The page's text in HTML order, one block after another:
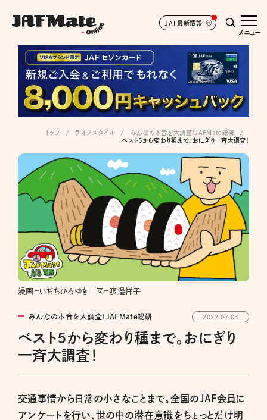
JAF最新情報
メニュー
トップ ライフスタイル
みんなの本音を大調査！JAFMate総研
ベスト5から変わり種まで。おにぎり一斉大調査！
漫画＝いぢちひろゆき 図＝渡邉祥子
みんなの本音を大調査！JAFMate総研 2022.07.03
ベスト5から変わり種まで。おにぎり
一斉大調査！
交通事情から日常の小さなことまで。全国のJAF会員に
アンケートを行い、世の中の潜在意識をちょっとだけ明